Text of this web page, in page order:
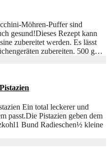
Möhren-Puffer sind
gesund!Dieses Rezept kann
zubereitet werden. Es lässt
zubereiten. 500 g…
Ein total leckerer und
passt.Die Pistazien geben dem
Bund Radieschen½ kleine